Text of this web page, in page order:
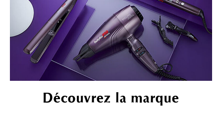
Découvrez la marque